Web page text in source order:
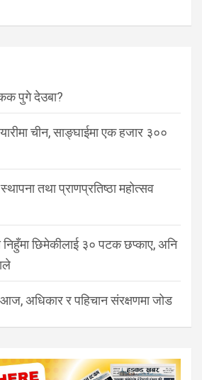
पुगे देउबा?
चीन, साङ्घाईमा एक हजार ३००
तथा प्राणप्रतिष्ठा महोत्सव
छिमेकीलाई ३० पटक छप्काए, अनि
अधिकार र पहिचान संरक्षणमा जोड